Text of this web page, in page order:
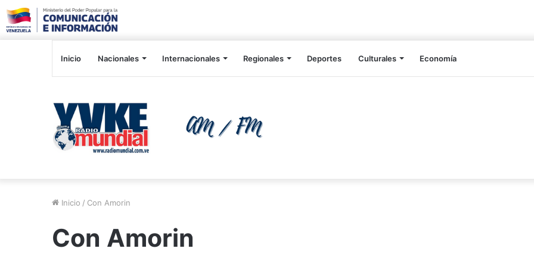
Inicio Nacionales Internacionales Regionales Deportes Culturales Economía
Inicio / Con Amorin
Con Amorin